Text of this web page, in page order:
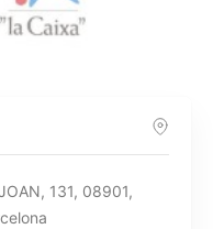
131, 08901,